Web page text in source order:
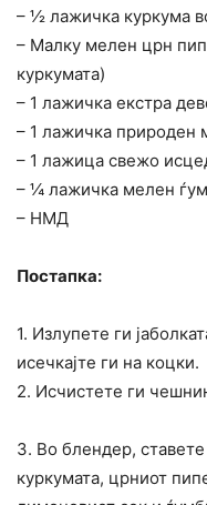
– ½ лажичка куркума
– Малку мелен црн
куркумата)
– 1 лажичка екстра
– 1 лажичка природен
– 1 лажица свежо
– ¼ лажичка мелен
– НМД
Постапка:
1. Излупете ги
исечкајте ги на коцки.
2. Исчистете ги
3. Во блендер, ставете
куркумата, црниот